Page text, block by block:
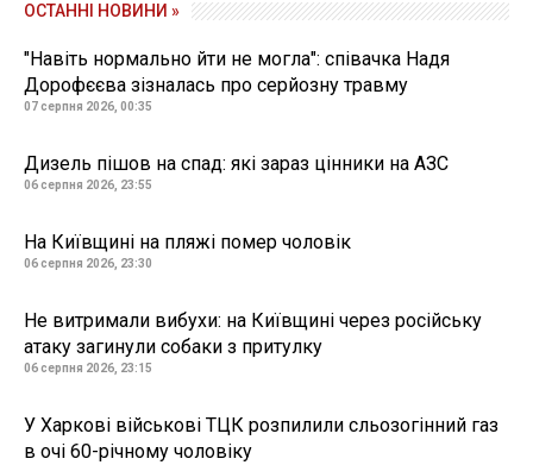
ОСТАННІ НОВИНИ »
"Навіть нормально йти не могла": співачка Надя
Дорофєєва зізналась про серйозну травму
07 серпня 2026, 00:35
Дизель пішов на спад: які зараз цінники на АЗС
06 серпня 2026, 23:55
На Київщині на пляжі помер чоловік
06 серпня 2026, 23:30
Не витримали вибухи: на Київщині через російську
атаку загинули собаки з притулку
06 серпня 2026, 23:15
У Харкові військові ТЦК розпилили сльозогінний газ
в очі 60-річному чоловіку